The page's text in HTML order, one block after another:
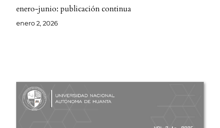
enero-junio: publicación continua
enero 2, 2026